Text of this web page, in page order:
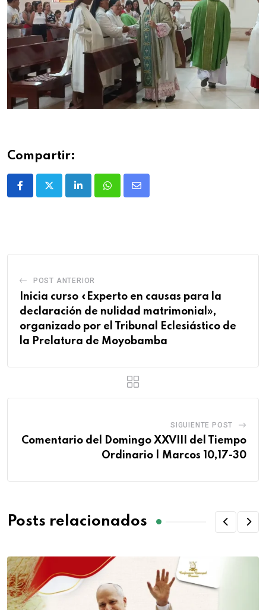
Compartir:
POST ANTERIOR
Inicia curso «Experto en causas para la
declaración de nulidad matrimonial»,
organizado por el Tribunal Eclesiástico de
la Prelatura de Moyobamba
SIGUIENTE POST
Comentario del Domingo XXVIII del Tiempo
Ordinario | Marcos 10,17-30
Posts relacionados